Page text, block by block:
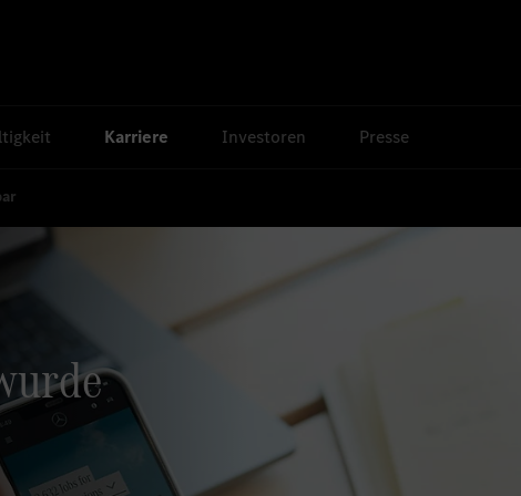
Karriere Investoren Presse